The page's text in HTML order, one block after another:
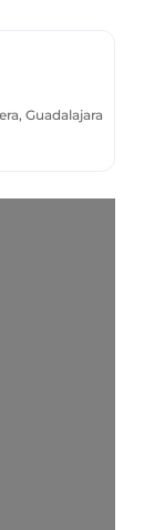
Guadalajara